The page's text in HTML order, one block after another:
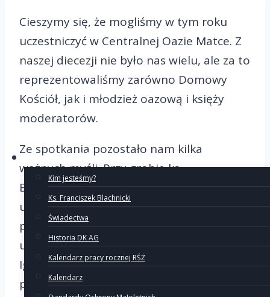
O Ruchu
Kim jesteśmy?
Ks. Franciszek Blachnicki
Świadectwa
Historia DK AG
Kalendarz pracy rocznej RŚŻ
Kalendarz
Cieszymy się, że mogliśmy w tym roku
uczestniczyć w Centralnej Oazie Matce. Z
naszej diecezji nie było nas wielu, ale za to
reprezentowaliśmy zarówno Domowy
Kościół, jak i młodzież oazową i księży
moderatorów.
Ze spotkania pozostało nam kilka
ważnych myśli. Przy grobie ks.
Blachnickiego usłyszeliśmy o konieczności
umierania – to zgadzało się z napisem na
płycie nagrobnej ks. Franciszka, że trzeba
umrzeć, by przynieść plon obfity. Ks.
Ignasiak przypomniał 40 rocznicę
powstania Krucjaty Trzeźwości, przywołał